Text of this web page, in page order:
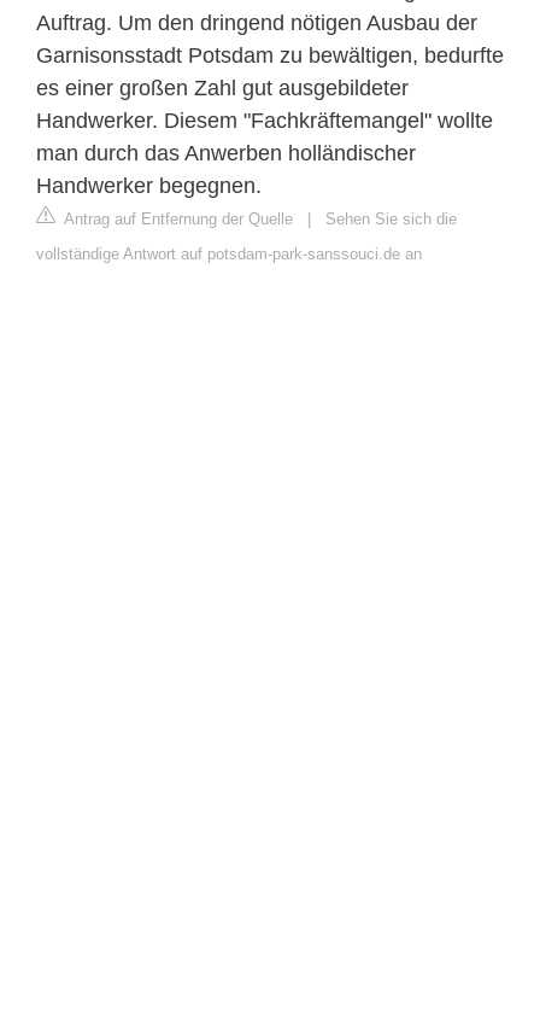
Auftrag. Um den dringend nötigen Ausbau der
Garnisonsstadt Potsdam zu bewältigen, bedurfte
es einer großen Zahl gut ausgebildeter
Handwerker. Diesem "Fachkräftemangel" wollte
man durch das Anwerben holländischer
Handwerker begegnen.
Antrag auf Entfernung der Quelle | Sehen Sie sich die
vollständige Antwort auf potsdam-park-sanssouci.de an